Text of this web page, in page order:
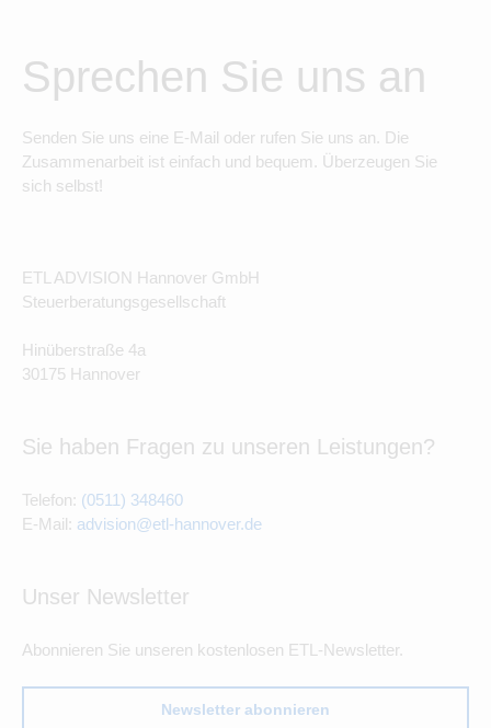
Sprechen Sie uns an
Senden Sie uns eine E-Mail oder rufen Sie uns an. Die
Zusammenarbeit ist einfach und bequem. Überzeugen Sie
sich selbst!
ETL ADVISION Hannover GmbH
Steuerberatungsgesellschaft
Hinüberstraße 4a
30175 Hannover
Sie haben Fragen zu unseren Leistungen?
Telefon: (0511) 348460
E-Mail: advision@etl-hannover.de
Unser Newsletter
Abonnieren Sie unseren kostenlosen ETL-Newsletter.
Newsletter abonnieren